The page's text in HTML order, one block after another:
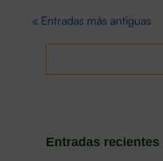
« Entradas más antiguas
Entradas recientes